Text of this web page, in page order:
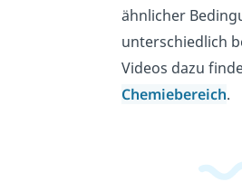
ähnlicher
unterschiedlich
Videos dazu
Chemiebereich.